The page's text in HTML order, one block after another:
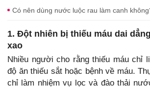
Có nên dùng nước luộc rau làm canh
1. Đột nhiên bị thiếu máu dai
xao
Nhiều người cho rằng thiếu máu chỉ
độ ăn thiếu sắt hoặc bệnh về máu.
chỉ làm nhiệm vụ lọc và đào thải